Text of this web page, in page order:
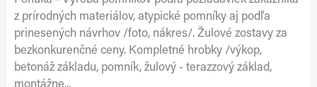
z prírodných materiálov, atypické pomníky aj podľa
prinesených návrhov /foto, nákres/. Žulové zostavy za
bezkonkurenčné ceny. Kompletné hrobky /výkop,
betonáž základu, pomník, žulový - terazzový základ,